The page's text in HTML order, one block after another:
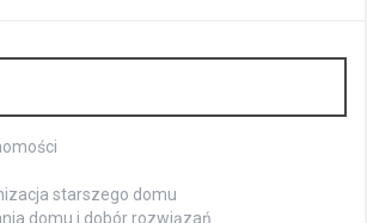
starszego domu
domu i dobór rozwiązań